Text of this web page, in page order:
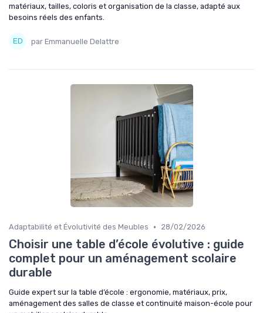
matériaux, tailles, coloris et organisation de la classe, adapté aux
besoins réels des enfants.
par Emmanuelle Delattre
Adaptabilité et Évolutivité des Meubles • 28/02/2026
Choisir une table d’école évolutive : guide
complet pour un aménagement scolaire
durable
Guide expert sur la table d’école : ergonomie, matériaux, prix,
aménagement des salles de classe et continuité maison-école pour